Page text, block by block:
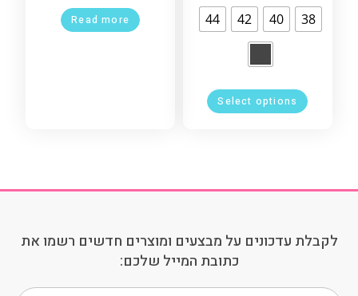
38
40
42
44
Select options
Read more
לקבלת עדכונים על מבצעים ומוצרים חדשים רשמו את
כתובת המייל שלכם: